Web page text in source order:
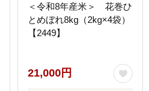
＜令和8年産米＞ 花巻ひ
とめぼれ8kg（2kg×4袋）
【2449】
21,000円